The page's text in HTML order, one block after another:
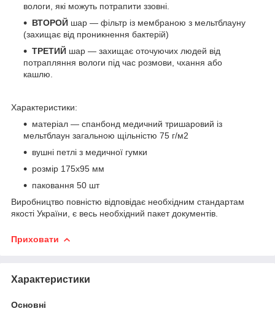
вологи, які можуть потрапити ззовні.
ВТОРОЙ шар — фільтр із мембраною з мельтблауну
(захищає від проникнення бактерій)
ТРЕТИЙ шар — захищає оточуючих людей від
потрапляння вологи під час розмови, чхання або
кашлю.
Характеристики:
матеріал — спанбонд медичний тришаровий із
мельтблаун загальною щільністю 75 г/м2
вушні петлі з медичної гумки
розмір 175х95 мм
паковання 50 шт
Виробництво повністю відповідає необхідним стандартам
якості України, є весь необхідний пакет документів.
Приховати
Характеристики
Основні